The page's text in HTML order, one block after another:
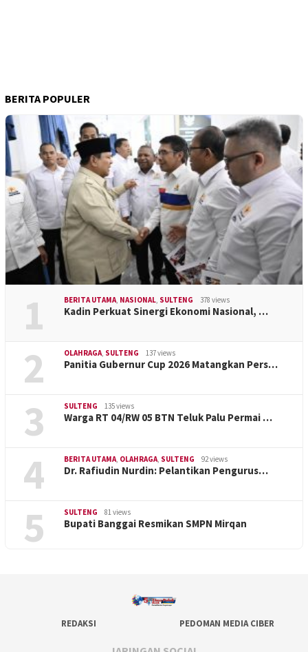
BERITA POPULER
1 BERITA UTAMA NASIONAL SULTENG 378 views
Kadin Perkuat Sinergi Ekonomi Nasional, …
2 OLAHRAGA SULTENG 137 views
Panitia Gubernur Cup 2026 Matangkan Pers…
3 SULTENG 135 views
Warga RT 04/RW 05 BTN Teluk Palu Permai …
4 BERITA UTAMA OLAHRAGA SULTENG 92 views
Dr. Rafiudin Nurdin: Pelantikan Pengurus…
5 SULTENG 81 views
Bupati Banggai Resmikan SMPN Mirqan
REDAKSI PEDOMAN MEDIA CIBER